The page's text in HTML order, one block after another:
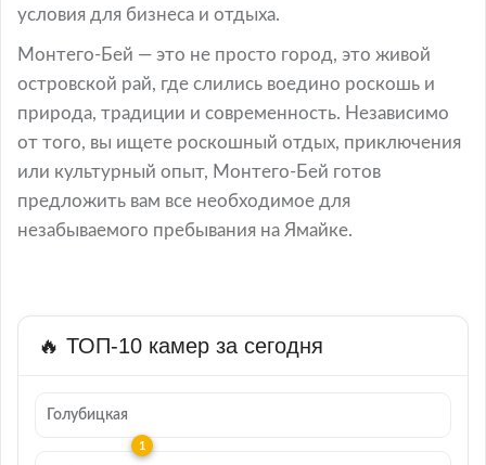
условия для бизнеса и отдыха.
Монтего-Бей — это не просто город, это живой
островской рай, где слились воедино роскошь и
природа, традиции и современность. Независимо
от того, вы ищете роскошный отдых, приключения
или культурный опыт, Монтего-Бей готов
предложить вам все необходимое для
незабываемого пребывания на Ямайке.
🔥 ТОП-10 камер за сегодня
Голубицкая